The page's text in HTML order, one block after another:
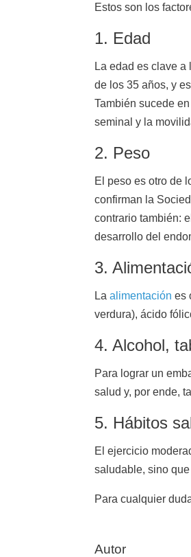
Estos son los
1. Edad
La edad es clave
de los 35 años, y
También sucede
seminal y la
2. Peso
El peso es otro de
confirman la
contrario también:
desarrollo del
3.
La alimentación es
verdura), ácido
4. Alcohol,
Para lograr un
salud y, por ende,
5. Hábitos
El ejercicio
saludable, sino
Para cualquier
Autor